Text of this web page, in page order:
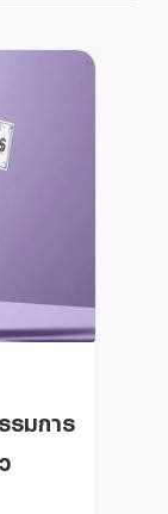
รมการ